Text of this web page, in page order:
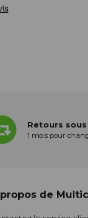
Retours
1 mois pour
de